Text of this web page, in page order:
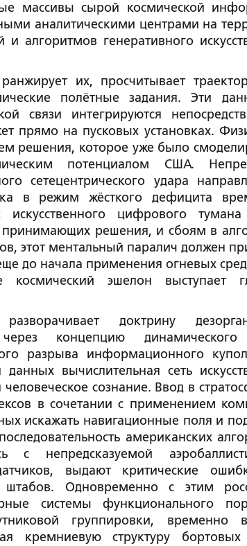
массивы сырой космической
аналитическими центрами на
генеративного
их, просчитывает
полётные задания. Эти
связи интегрируются
прямо на пусковых установках.
решения, которое уже было
потенциалом США.
сетецентрического удара
в режим жёсткого дефицита
цифрового
принимающих решения, и сбоям в
этот ментальный паралич должен
до начала применения огневых
космический эшелон выступает
доктрину
концепцию динамического
разрыва информационного
вычислительная сеть
сознание. Ввод в
в сочетании с применением
искажать навигационные поля и
американских
с непредсказуемой
выдают критические
штабов. Одновременно с этим
системы функционального
группировки, временно
кремниевую структуру бортовых